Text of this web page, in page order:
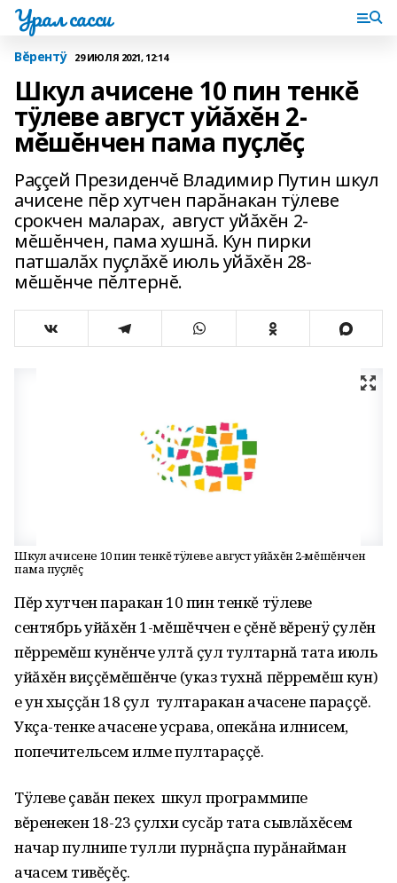
Урал сасси
Вĕрентÿ 29 ИЮЛЯ 2021, 12:14
Шкул ачисене 10 пин тенкĕ
тÿлеве август уйăхĕн 2-
мĕшĕнчен пама пуçлĕç
Раççей Президенчĕ Владимир Путин шкул
ачисене пĕр хутчен парăнакан тÿлеве
срокчен маларах, август уйăхĕн 2-
мĕшĕнчен, пама хушнă. Кун пирки
патшалăх пуçлăхĕ июль уйăхĕн 28-
мĕшĕнче пĕлтернĕ.
Шкул ачисене 10 пин тенкĕ тÿлеве август уйăхĕн 2-мĕшĕнчен
пама пуçлĕç
Пĕр хутчен паракан 10 пин тенкĕ тÿлеве
сентябрь уйăхĕн 1-мĕшĕччен е çĕнĕ вĕренÿ çулĕн
пĕрремĕш кунĕнче ултă çул тултарнă тата июль
уйăхĕн виççĕмĕшĕнче (указ тухнă пĕрремĕш кун)
е ун хыççăн 18 çул тултаракан ачасене параççĕ.
Укçа-тенке ачасене усрава, опекăна илнисем,
попечительсем илме пултараççĕ.
Тÿлеве çавăн пекех шкул программипе
вĕренекен 18-23 çулхи сусăр тата сывлăхĕсем
начар пулнипе тулли пурнăçпа пурăнайман
ачасем тивĕçĕç.